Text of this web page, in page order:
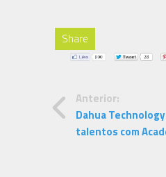
Share
Anterior:
Dahua
talentos com